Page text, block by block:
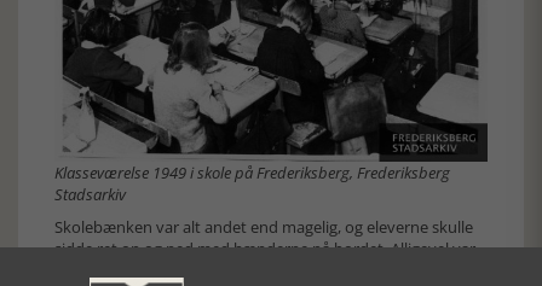
Klasseværelse 1949 i skole på Frederiksberg, Frederiksberg
Stadsarkiv
Skolebænken var alt andet end magelig, og eleverne skulle
sidde ret op og ned med hænderne på bordet. Alligevel var